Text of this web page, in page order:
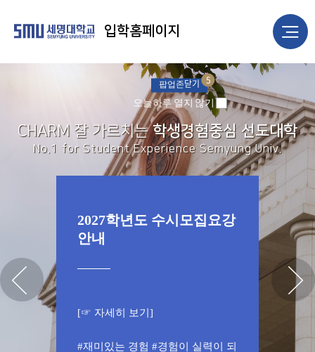
CHARM 잘 가르치는학생경험중심 선도대학
No.1 for Student Experience Semyung Univ.
2027학년도 수시모집요강
안내
[☞ 자세히 보기]
#재미있는 경험 #경험이 실력이 되
5
오늘하루 열지 않기
팝업존닫기
입학홈페이지
공지사항 자료실 SMU미디어